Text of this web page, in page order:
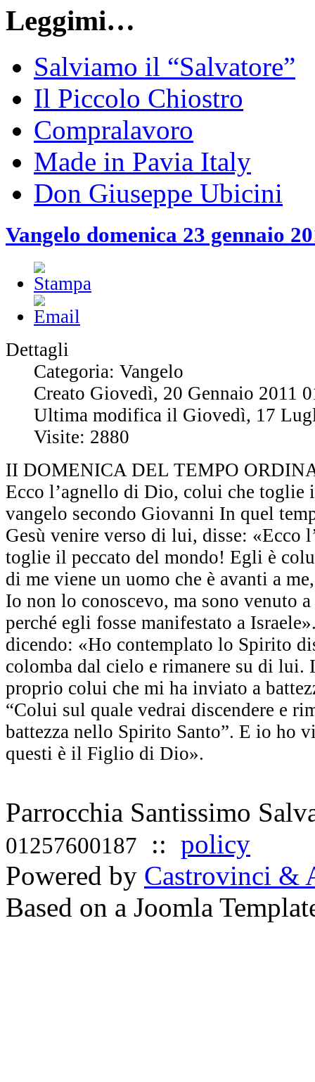
Leggimi…
Salviamo il “Salvatore”
Il Piccolo Chiostro
Compralavoro
Made in Pavia Italy
Don Giuseppe Ubicini
Vangelo domenica 23 gennaio
Dettagli
Categoria: Vangelo
Creato Giovedì, 20 Gennaio 2011
Ultima modifica il Giovedì, 17
Visite: 2880
II DOMENICA DEL TEMPO
Ecco l’agnello di Dio, colui che toglie
vangelo secondo Giovanni In quel
Gesù venire verso di lui, disse: «Ecco
toglie il peccato del mondo! Egli è
di me viene un uomo che è avanti a
Io non lo conoscevo, ma sono venuto a
perché egli fosse manifestato a
dicendo: «Ho contemplato lo Spirito
colomba dal cielo e rimanere su di lui.
proprio colui che mi ha inviato a
“Colui sul quale vedrai discendere e
battezza nello Spirito Santo”. E io ho
questi è il Figlio di Dio».
Parrocchia Santissimo
01257600187 :: policy
Powered by Castrovinci &
Based on a Joomla